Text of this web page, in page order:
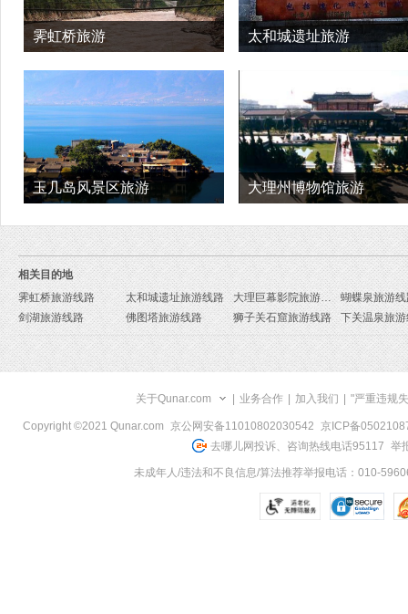
霁虹桥旅游 太和城遗址旅游
玉几岛风景区旅游 大理州博物馆旅游
相关目的地
霁虹桥旅游线路
太和城遗址旅游线路 大理巨幕影院旅游线路
蝴蝶泉旅游
剑湖旅游线路
佛图塔旅游线路 狮子关石窟旅游线路 下关温泉旅
关于Qunar.com 业务合作 加入我们 "严重违规
Copyright ©2021 Qunar.com 京公网安备11010802030542
京ICP备
去哪儿网投诉、咨询热线电话95117 举
未成年人/违法和不良信息/算法推荐举报电话：010-